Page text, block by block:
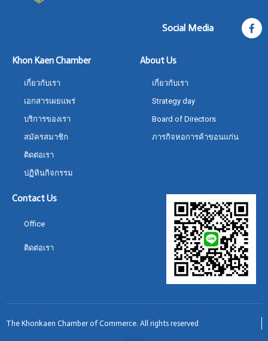
Social Media
Khon Kaen Chamber
เกี่ยวกับเรา
เอกสารเผยแพร่
บริการของเรา
สมัครสมาชิก
ติดต่อเรา
ปฏิทินกิจกรรม
About Us
เกี่ยวกับเรา
Strategy day
Board of Directors
ภารกิจหอการค้าขอนแก่น
Contact Us
Office
ติดต่อเรา
The Khonkaen Chamber of Commerce. All rights reserved